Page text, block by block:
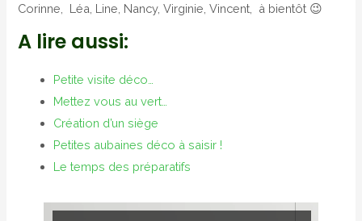
Corinne, Léa, Line, Nancy, Virginie, Vincent, à bientôt 😉
A lire aussi:
Petite visite déco…
Mettez vous au vert…
Création d’un siège
Petites aubaines déco à saisir !
Le temps des préparatifs